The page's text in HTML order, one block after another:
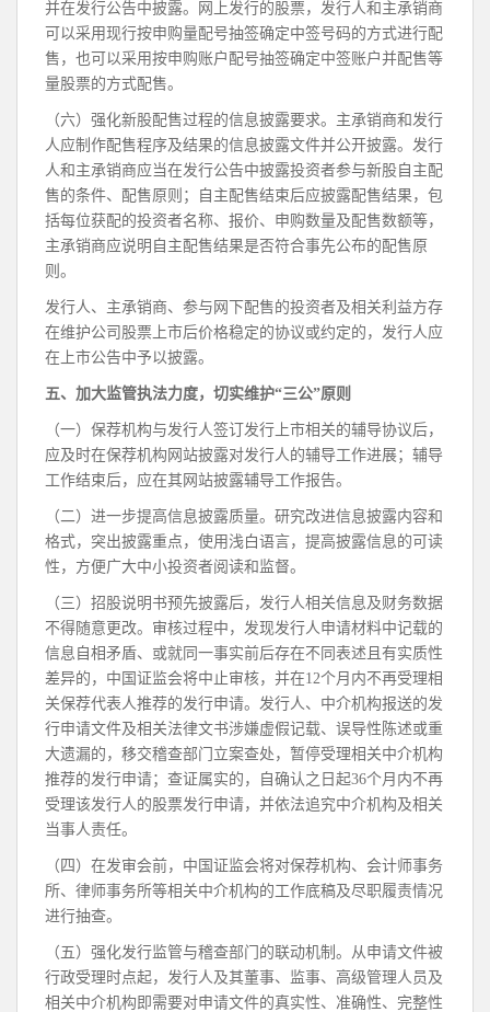
并在发行公告中披露。网上发行的股票，发行人和主承销商
可以采用现行按申购量配号抽签确定中签号码的方式进行配
售，也可以采用按申购账户配号抽签确定中签账户并配售等
量股票的方式配售。
（六）强化新股配售过程的信息披露要求。主承销商和发行
人应制作配售程序及结果的信息披露文件并公开披露。发行
人和主承销商应当在发行公告中披露投资者参与新股自主配
售的条件、配售原则；自主配售结束后应披露配售结果，包
括每位获配的投资者名称、报价、申购数量及配售数额等，
主承销商应说明自主配售结果是否符合事先公布的配售原
则。
发行人、主承销商、参与网下配售的投资者及相关利益方存
在维护公司股票上市后价格稳定的协议或约定的，发行人应
在上市公告中予以披露。
五、加大监管执法力度，切实维护“三公”原则
（一）保荐机构与发行人签订发行上市相关的辅导协议后，
应及时在保荐机构网站披露对发行人的辅导工作进展；辅导
工作结束后，应在其网站披露辅导工作报告。
（二）进一步提高信息披露质量。研究改进信息披露内容和
格式，突出披露重点，使用浅白语言，提高披露信息的可读
性，方便广大中小投资者阅读和监督。
（三）招股说明书预先披露后，发行人相关信息及财务数据
不得随意更改。审核过程中，发现发行人申请材料中记载的
信息自相矛盾、或就同一事实前后存在不同表述且有实质性
差异的，中国证监会将中止审核，并在12个月内不再受理相
关保荐代表人推荐的发行申请。发行人、中介机构报送的发
行申请文件及相关法律文书涉嫌虚假记载、误导性陈述或重
大遗漏的，移交稽查部门立案查处，暂停受理相关中介机构
推荐的发行申请；查证属实的，自确认之日起36个月内不再
受理该发行人的股票发行申请，并依法追究中介机构及相关
当事人责任。
（四）在发审会前，中国证监会将对保荐机构、会计师事务
所、律师事务所等相关中介机构的工作底稿及尽职履责情况
进行抽查。
（五）强化发行监管与稽查部门的联动机制。从申请文件被
行政受理时点起，发行人及其董事、监事、高级管理人员及
相关中介机构即需要对申请文件的真实性、准确性、完整性